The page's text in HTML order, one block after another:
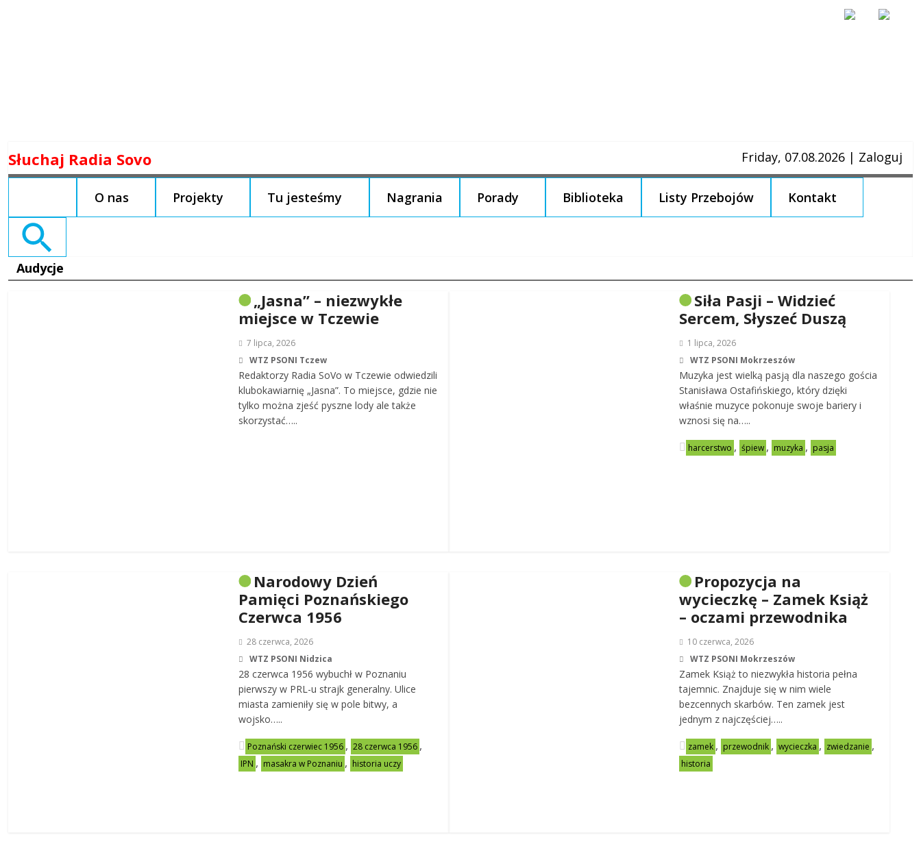
to
Słuchaj Radia Sovo Friday, 07.08.2026 | Zaloguj
O nas Projekty Tu jesteśmy Nagrania Porady Biblioteka Listy Przebojów Kontakt
Search
Audycje
„Jasna” – niezwykłe
miejsce w Tczewie
7 lipca, 2026
WTZ PSONI Tczew
Redaktorzy Radia SoVo w Tczewie odwiedzili
klubokawiarnię „Jasna”. To miejsce, gdzie nie
tylko można zjeść pyszne lody ale także
skorzystać…..
Siła Pasji – Widzieć
Sercem, Słyszeć Duszą
1 lipca, 2026
WTZ PSONI Mokrzeszów
Muzyka jest wielką pasją dla naszego gościa
Stanisława Ostafińskiego, który dzięki
właśnie muzyce pokonuje swoje bariery i
wznosi się na…..
harcerstwo , śpiew , muzyka , pasja
Narodowy Dzień
Pamięci Poznańskiego
Czerwca 1956
28 czerwca, 2026
WTZ PSONI Nidzica
28 czerwca 1956 wybuchł w Poznaniu
pierwszy w PRL-u strajk generalny. Ulice
miasta zamieniły się w pole bitwy, a
wojsko…..
Poznański czerwiec 1956 , 28 czerwca 1956 ,
IPN , masakra w Poznaniu , historia uczy
Propozycja na
wycieczkę – Zamek Książ
– oczami przewodnika
10 czerwca, 2026
WTZ PSONI Mokrzeszów
Zamek Książ to niezwykła historia pełna
tajemnic. Znajduje się w nim wiele
bezcennych skarbów. Ten zamek jest
jednym z najczęściej…..
zamek , przewodnik , wycieczka , zwiedzanie ,
historia